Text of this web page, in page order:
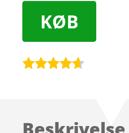
KØB
på